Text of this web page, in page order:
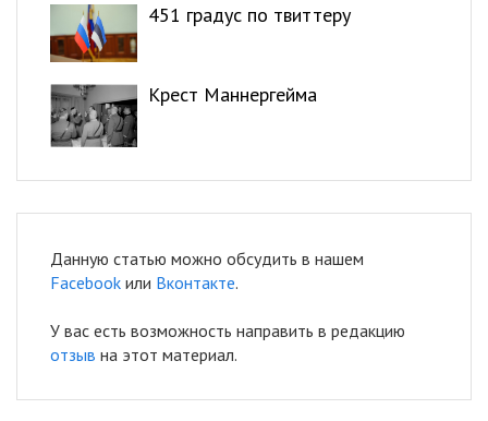
451 градус по твиттеру
Крест Маннергейма
Данную статью можно обсудить в нашем
Facebook или Вконтакте.
У вас есть возможность направить в редакцию
отзыв на этот материал.